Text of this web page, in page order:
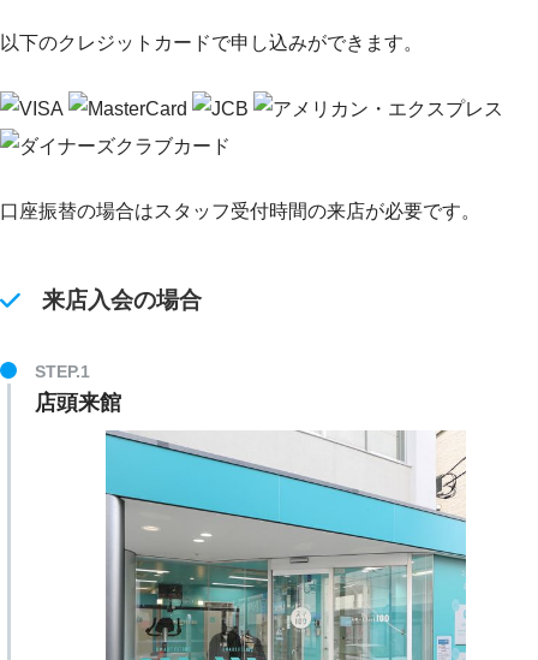
以下のクレジットカードで申し込みができます。
口座振替の場合はスタッフ受付時間の来店が必要です。
来店入会の場合
STEP.1
店頭来館